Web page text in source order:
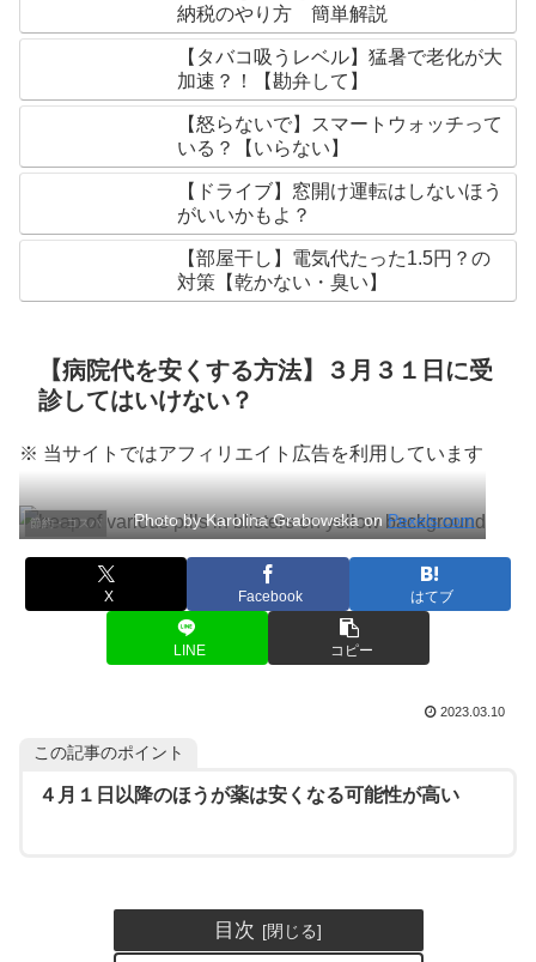
納税のやり方 簡単解説
【タバコ吸うレベル】猛暑で老化が大
加速？！【勘弁して】
【怒らないで】スマートウォッチって
いる？【いらない】
【ドライブ】窓開け運転はしないほう
がいいかもよ？
【部屋干し】電気代たった1.5円？の
対策【乾かない・臭い】
【病院代を安くする方法】３月３１日に受
診してはいけない？
※ 当サイトではアフィリエイト広告を利用しています
節約・コスパ Photo by Karolina Grabowska onPexels.com
X Facebook はてブ
LINE コピー
2023.03.10
この記事のポイント
４月１日以降のほうが薬は安くなる可能性が高い
目次